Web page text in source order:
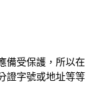
備受保護，所以在
證字號或地址等等